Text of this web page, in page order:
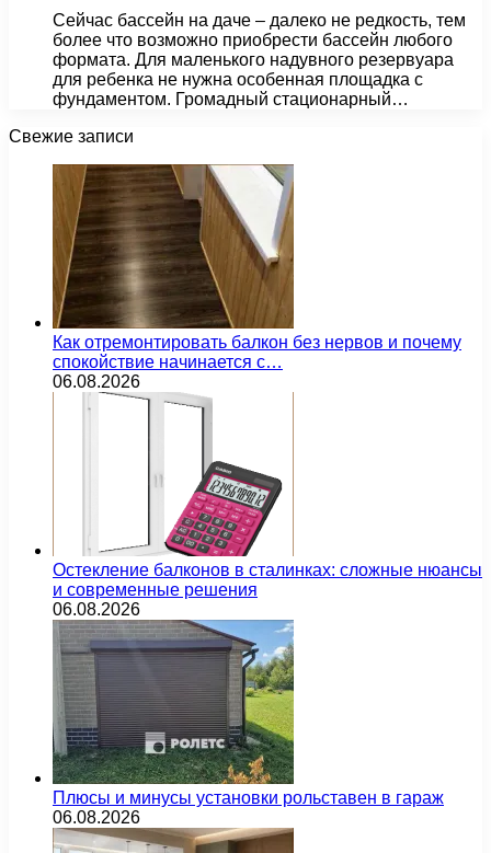
Сейчас бассейн на даче – далеко не редкость, тем
более что возможно приобрести бассейн любого
формата. Для маленького надувного резервуара
для ребенка не нужна особенная площадка с
фундаментом. Громадный стационарный…
Свежие записи
Как отремонтировать балкон без нервов и почему
спокойствие начинается с…
06.08.2026
Остекление балконов в сталинках: сложные нюансы
и современные решения
06.08.2026
Плюсы и минусы установки рольставен в гараж
06.08.2026